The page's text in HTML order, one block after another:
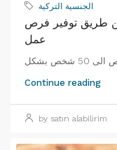
الجنسية التركية
طريق توفير فرص
عمل
Continue reading
by satın alabilirim